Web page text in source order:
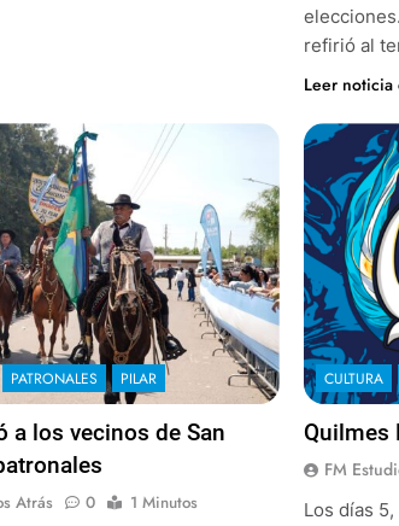
refirió al
Leer noticia
PATRONALES PILAR
a los vecinos de San
Atrás 0
1 Minutos
CULTURA
Quilmes
FM
Los días